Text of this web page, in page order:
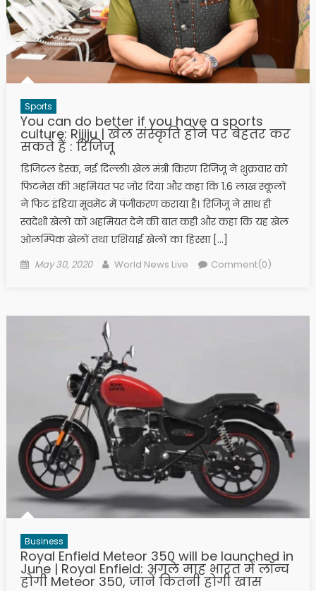
Sports
You can do better if you have a sports
culture: Rijiju | खेल संस्कृति होने पर बेहतर कर
सकते हैं : रिजिजू
डिजिटल डेस्क, नई दिल्ली। खेल मंत्री किरण रिजिजू ने शुक्रवार को
फिटनेस की अहमियत पर जोर दिया और कहा कि 1.6 लाख स्कूलों
ने फिट इंडिया मूवमेंट में पंजीकरण कराया है। रिजिजू ने साथ ही
स्वदेशी खेलों को अहमियत देने की बात कही और कहा कि यह खेल
ओलम्पिक खेलों तथा एशियाई खेलों का हिस्सा […]
Posted on
May 30, 2020 Author
World News Live Comment(0)
Business
Royal Enfield Meteor 350 will be launched in
June | Royal Enfield: अगले माह भारत में लॉन्च
होगी Meteor 350, जानें कितनी होगी खास